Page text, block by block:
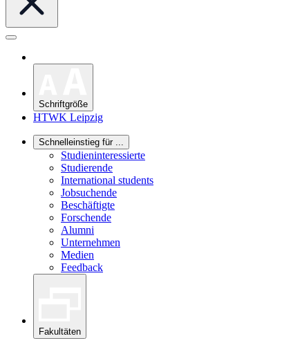
Schriftgröße
HTWK Leipzig
Schnelleinstieg für ...
Studieninteressierte
Studierende
International students
Jobsuchende
Beschäftigte
Forschende
Alumni
Unternehmen
Medien
Feedback
Fakultäten